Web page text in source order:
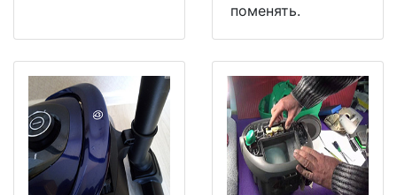
поменять.